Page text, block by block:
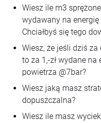
Wiesz ile m3
wydawany na
Chciałbyś się tego
Wiesz, że jeśli dziś za
to za 1,-zł wydane na
powietrza @7bar?
Wiesz jaką masz
dopuszczalna?
Wiesz ile masz